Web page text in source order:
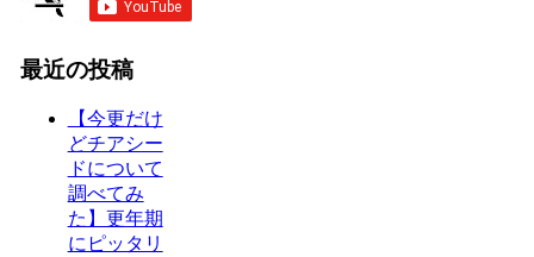
最近の投稿
【今更だけ
どチアシー
ドについて
調べてみ
た】更年期
にピッタリ